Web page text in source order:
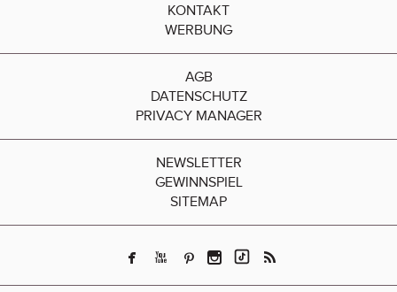
KONTAKT
WERBUNG
AGB
DATENSCHUTZ
PRIVACY MANAGER
NEWSLETTER
GEWINNSPIEL
SITEMAP